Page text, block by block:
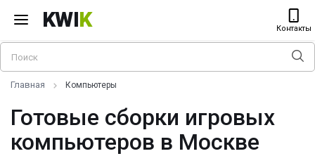
KWIK Контакты
Главная Компьютеры
Готовые сборки игровых
компьютеров в Москве